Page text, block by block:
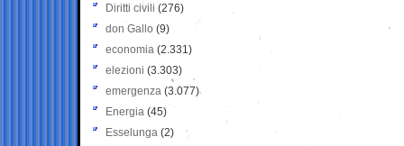
Diritti civili (276)
don Gallo (9)
economia (2.331)
elezioni (3.303)
emergenza (3.077)
Energia (45)
Esselunga (2)